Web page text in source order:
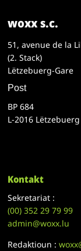
woxx s.c.
51, avenue de la
(2. Stack)
Lëtzebuerg-Gare
Post
BP 684
L-2016 Lëtzebuerg
Kontakt
Sekretariat :
(00)352 29 79 99
admin@woxx.lu
Redaktioun :